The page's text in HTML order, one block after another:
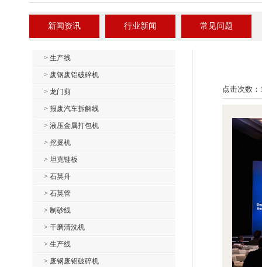
新闻资讯 行业新闻 常见问题
点击次数：
> 生产线
> 废钢废铝破碎机
> 龙门剪
> 报废汽车拆解线
> 液压金属打包机
> 挖掘机
> 坦克链板
> 石英舟
> 石英管
> 制砂线
> 干磨清洗机
> 生产线
> 废钢废铝破碎机